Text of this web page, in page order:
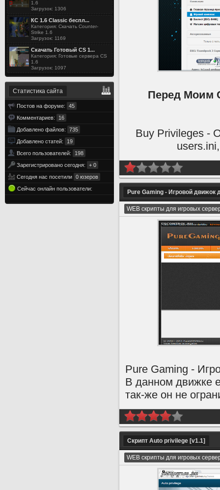
1.6
Загрузок: 1306
КС 1.6 Classic беспл...
Категория: Скачать Counter-
Strike 1.6
Загрузок: 1169
Скачать Готовый CS 1...
Категория: Готовые сервера CS
1.6
Загрузок: 1097
Статистика сайта
Постов на форуме:
45
Комментариев:
16
Добавлено файлов:
735
Добавлено статей:
19
Всего пользователей:
198
Зарегистрировано сегодня:
+ 0
Сегодня нас посетили 0 юзеров
Сейчас онлайн пользователи:
Перед Моим
Buy Privileges -
Pure Gaming - Игровой движок
WEB скрипты для игровых
Pure Gaming -
В данном движке
так-же он не
Скрипт Auto privilege [v1.1]
WEB скрипты для игровых